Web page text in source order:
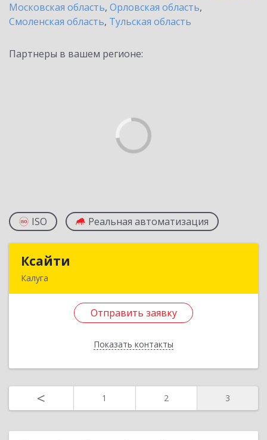
Московская область, Орловская область,
Смоленская область, Тульская область
Партнеры в вашем регионе:
ISO Реальная автоматизация
Ксайти
Калуга
Отправить заявку
Показать контакты
< 1 2 3